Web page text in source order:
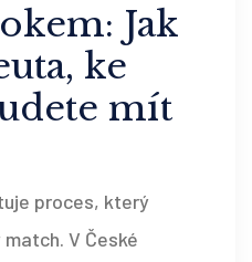
Jak
ke
mít
proces, který
V České